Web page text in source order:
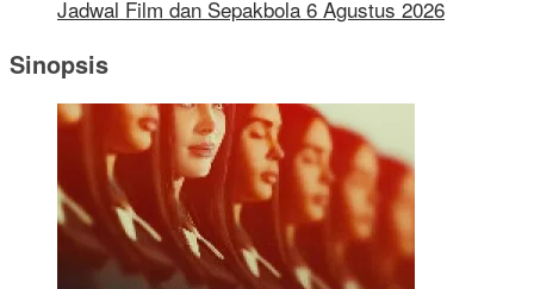
Jadwal Film dan Sepakbola 6 Agustus 2026
Sinopsis